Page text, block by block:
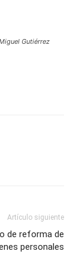
Gutiérrez
Artículo siguiente
de reforma de
personales